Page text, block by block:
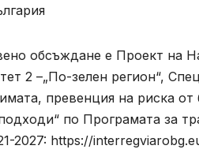
обсъждане е Проект на
2 –„По-зелен регион“,
превенция на риска
по Програмата за
2027: https://